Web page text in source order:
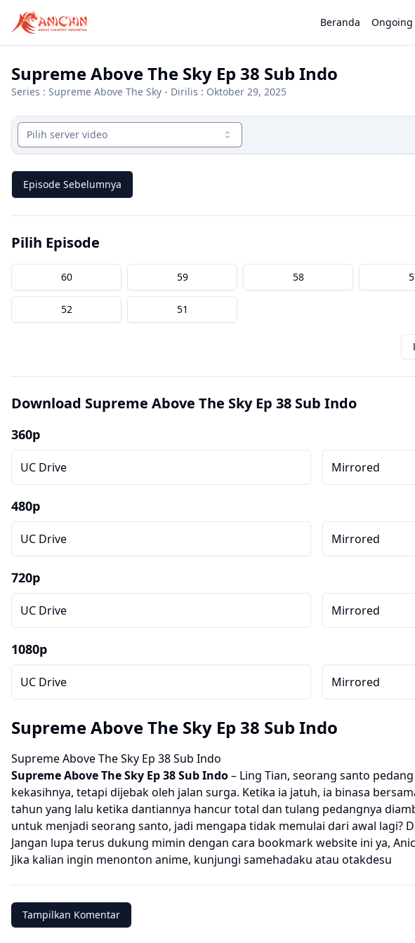
Beranda Ongoing
Supreme Above The Sky Ep 38 Sub Indo
Series : Supreme Above The Sky - Dirilis : Oktober 29, 2025
Pilih server video
Episode Sebelumnya
Pilih Episode
60 59 58
52 51
Download Supreme Above The Sky Ep 38 Sub Indo
360p
UC Drive Mirrored
480p
UC Drive Mirrored
720p
UC Drive Mirrored
1080p
UC Drive Mirrored
Supreme Above The Sky Ep 38 Sub Indo
Supreme Above The Sky Ep 38 Sub Indo
Supreme Above The Sky Ep 38 Sub Indo– Ling Tian, ​​​​seorang santo
kekasihnya, tetapi dijebak oleh jalan surga. Ketika ia jatuh, ia binasa
tahun yang lalu ketika dantiannya hancur total dan tulang pedangnya
untuk menjadi seorang santo, jadi mengapa tidak memulai dari awal lagi?
Jangan lupa terus dukung mimin dengan cara bookmark website ini ya,
Jika kalian ingin menonton anime, kunjungi samehadaku atau otakdesu
Tampilkan Komentar